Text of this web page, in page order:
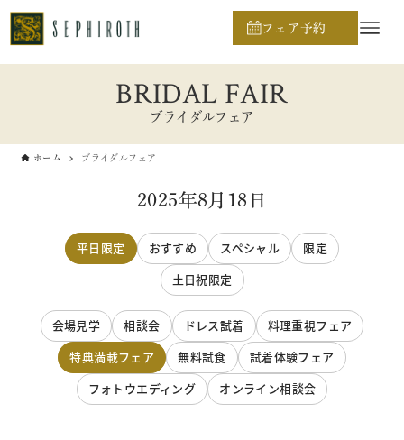
フェア予約
BRIDAL FAIR
ブライダルフェア
ホーム ブライダルフェア
2025年8月18日
平日限定 おすすめ スペシャル
限定
土日祝限定
会場見学 相談会 ドレス試着
料理重視フェア
特典満載フェア
無料試食
試着体験フェア
フォトウエディング
オンライン相談会